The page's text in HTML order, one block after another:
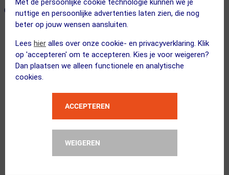
Met de persoonlijke cookie technologie kunnen we je
nuttige en persoonlijke advertenties laten zien, die nog
beter op jouw wensen aansluiten.
Lees hier alles over onze cookie- en privacyverklaring. Klik
op 'accepteren' om te accepteren. Kies je voor weigeren?
Dan plaatsen we alleen functionele en analytische
cookies.
ACCEPTEREN
WEIGEREN
← Terug naar productnavigatie
ONZE AANBEVOLEN COMBINATIE
ppeeqq
Model-I Fietsbril Glanzend Wit met ...
ppeeqq
Clear Vision Spray 50ml